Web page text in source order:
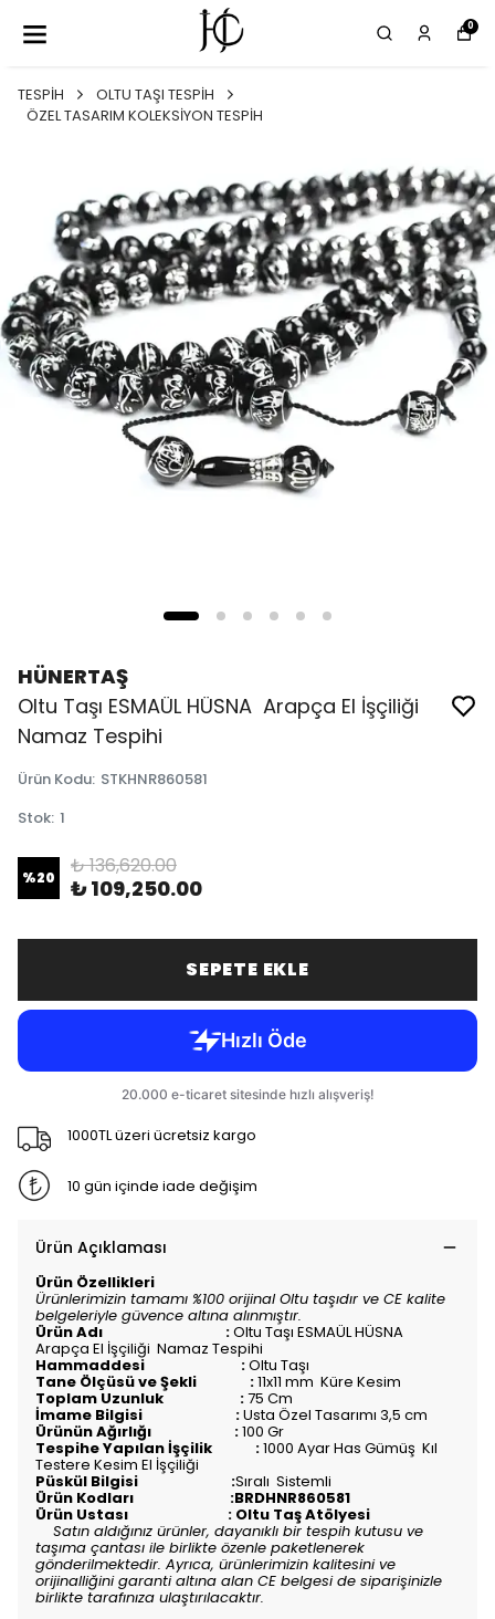
0
TESPİH
OLTU TAŞI TESPİH
ÖZEL TASARIM KOLEKSİYON TESPİH
HÜNERTAŞ
Oltu Taşı ESMAÜL HÜSNA Arapça El İşçiliği
Namaz Tespihi
Ürün Kodu: STKHNR860581
Stok: 1
%20 ₺ 136,620.00
₺ 109,250.00
SEPETE EKLE
1000TL üzeri ücretsiz kargo
10 gün içinde iade değişim
Ürün Açıklaması
Ürün Özellikleri
Ürünlerimizin tamamı %100 orijinal Oltu taşıdır ve CE kalite
belgeleriyle güvence altına alınmıştır.
Ürün Adı :Oltu Taşı ESMAÜL HÜSNA
Arapça El İşçiliği Namaz Tespihi
Hammaddesi :Oltu Taşı
Tane Ölçüsü ve Şekli :11x11 mm Küre Kesim
Toplam Uzunluk :75 Cm
İmame Bilgisi :Usta Özel Tasarımı 3,5 cm
Ürünün Ağırlığı :100 Gr
Tespihe Yapılan İşçilik :1000 Ayar Has Gümüş Kıl
Testere Kesim El İşçiliği
Püskül Bilgisi :Sıralı Sistemli
Ürün Kodları :BRDHNR860581
Ürün Ustası : Oltu Taş Atölyesi
Satın aldığınız ürünler, dayanıklı bir tespih kutusu ve
taşıma çantası ile birlikte özenle paketlenerek
gönderilmektedir. Ayrıca, ürünlerimizin kalitesini ve
orijinalliğini garanti altına alan CE belgesi de siparişinizle
birlikte tarafınıza ulaştırılacaktır.